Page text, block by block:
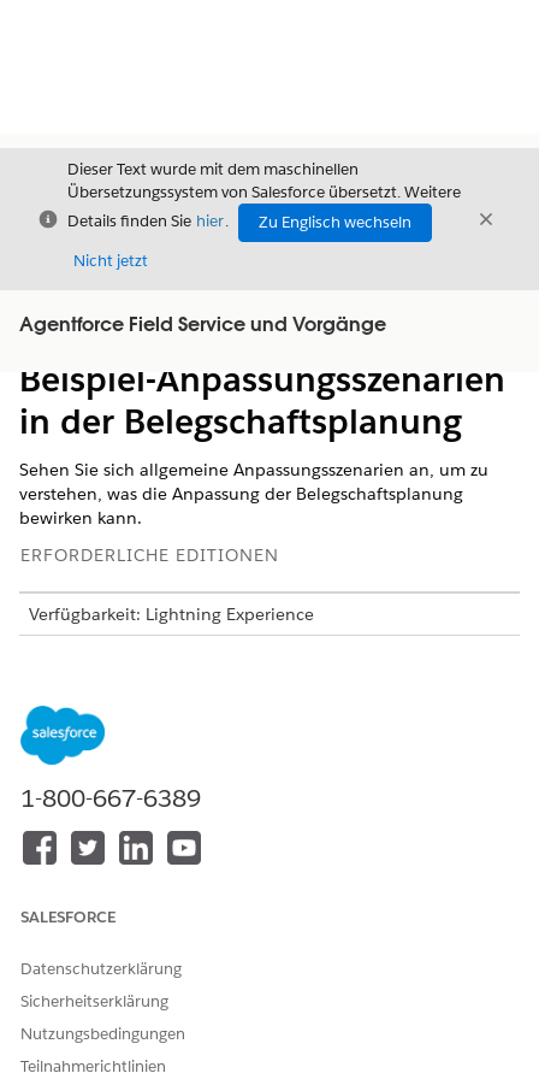
Schließen
Dieser Text wurde mit dem maschinellen
Übersetzungssystem von Salesforce übersetzt. Weitere
Details finden Sie hier.
Zu Englisch wechseln
Nicht jetzt
Agentforce Field Service und Vorgänge
Inhalt anzeigen
Inhalt
Beispiel-Anpassungsszenarien
in der Belegschaftsplanung
Sehen Sie sich allgemeine Anpassungsszenarien an, um zu
verstehen, was die Anpassung der Belegschaftsplanung
bewirken kann.
ERFORDERLICHE EDITIONEN
Verfügbarkeit: Lightning Experience
Umbenennen von Interaktionsbezeichnungen und
Komponentennamen: Aktualisieren Sie "Account" auf
"Konstituent", benennen Sie "Interaktion" in "Termin" um
damit der Planungs-Flow der Terminologie Ihrer
Organisation entspricht.
Hinzufügen oder Entfernen von Feldern im Planungs-Flow:
Kundenvorgangsfeld hinzu, damit geplante Interaktionen
oder entfernen Sie Felder, die Ihre Organisation nicht
Starten von benutzerdefinierten Planungs-Flows:
Duplizieren Sie einen standardmäßigen Planungs-Flow,
passen Sie ihn an und starten Sie ihn, indem Sie den
1-800-667-6389
SALESFORCE
Datenschutzerklärung
Sicherheitserklärung
Nutzungsbedingungen
Teilnahmerichtlinien